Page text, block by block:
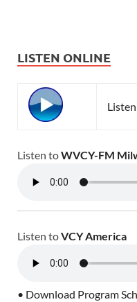
LISTEN ONLINE
Listen toWVCY-FM
Listen toVCY America
• Download Program